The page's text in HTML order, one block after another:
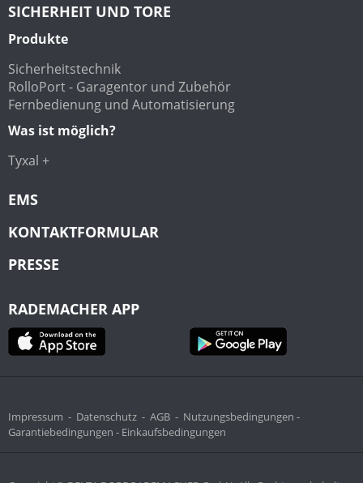
SICHERHEIT UND TORE
Produkte
Sicherheitstechnik
RolloPort - Garagentor und Zubehör
Fernbedienung und Automatisierung
Was ist möglich?
Tyxal +
EMS
KONTAKTFORMULAR
PRESSE
RADEMACHER APP
Impressum - Datenschutz - AGB - Nutzungsbedingungen -
Garantiebedingungen - Einkaufsbedingungen